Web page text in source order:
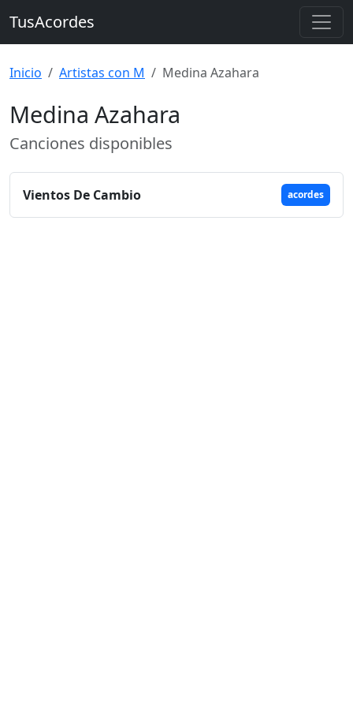
TusAcordes
Inicio Artistas con M Medina Azahara
Medina Azahara
Canciones disponibles
Vientos De Cambio acordes